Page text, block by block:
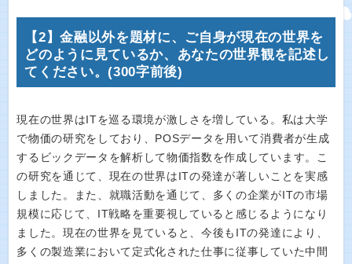
【2】金融以外を題材に、ご自身が現在の世界を
どのように見ているか、あなたの世界観を記述し
てください。(300字前後)
現在の世界はITを巡る環境が激しさを増している。私は大学
で物価の研究をしており、POSデータを用いて消費者が生成
するビックデータを解析して物価指数を作成しています。こ
の研究を通じて、現在の世界はITの発達が著しいことを実感
しました。また、就職活動を通じて、多くの企業がITの市場
規模に応じて、IT戦略を重要視していると感じるようになり
ました。現在の世界を見ていると、今後もITの発達により、
多くの製造業において定式化された仕事に従事していた中間